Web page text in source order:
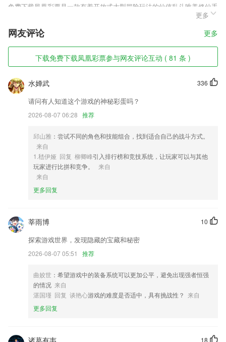
免费下载凤凰彩票是一款有着开放式大型冒险玩法的仙侠乱斗唯美修仙手
游，游戏使用强大的unity3D及时战斗引擎制造，让每一处游戏的细节都
得到了深度的提升，你能从人物的脸部看到人物的喜怒哀乐，所有的情感
都一跃脸上，真实的AINPC和真人一样，甚至会观察玩家们的活动，整
体效果十分逼真。
免费下载凤凰彩票软件特色
1,重磅出击，执业医师押题密卷，名师押题，内部密卷，考过其实很简
单。
2,极速扫描模式，安全恢复数据不伤害手机；
3,我们随时可以在线进行订单发货，一键就能完成。
4,自由互动：让更多咨询师可以更自由的去互动，在线学习的方法有很
5,【机场专线】机场专线，多样选择，安全快捷
6,最新时事新闻，时刻掌握最新政事动态，积极响应国家最新政策；
免费下载凤凰彩票软件优势
及各种的器材结构
2.完整的日语五十音图表,包含片假名,清音、浊音、平假名、半浊音、拗
音发音及其罗马音
3.通过创造性的课程和解释来让学习更加丰富多彩。
4.轻松找到文书解决方案、语言能力解决方案;
5.标准的童声发音和丰富的反馈音效，激励宝宝快乐的学习。
6.公司临时急事，还在一个个通知？
多种样式，随心选择。
更多
网友评论 更多
下载免费下载凤凰彩票参与网友评论互动 ( 81 条 )
336
水婵武
请问有人知道这个游戏的神秘彩蛋吗？
2026-08-07 06:28 推荐
邱山雅 ：尝试不同的角色和技能组合，找到适合自己的战斗方式。
来自
1.嵇伊娅 回复 柳卿峰引入排行榜和竞技系统，让玩家可以与其他
玩家进行比拼和竞争。
来自
来自
更多回复
10
莘雨博
探索游戏世界，发现隐藏的宝藏和秘密
2026-08-07 05:51 推荐
曲姣世 ：希望游戏中的装备系统可以更加公平，避免出现强者恒强
的情况 来自
湛国瑾 回复 谈艳心游戏的难度是否适中，具有挑战性？ 来自
更多回复
18
诸葛有韦